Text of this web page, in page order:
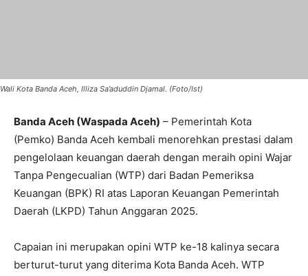
Wali Kota Banda Aceh, Illiza Sa’aduddin Djamal. (Foto/Ist)
Banda Aceh (Waspada Aceh) – Pemerintah Kota
(Pemko) Banda Aceh kembali menorehkan prestasi dalam
pengelolaan keuangan daerah dengan meraih opini Wajar
Tanpa Pengecualian (WTP) dari Badan Pemeriksa
Keuangan (BPK) RI atas Laporan Keuangan Pemerintah
Daerah (LKPD) Tahun Anggaran 2025.
Capaian ini merupakan opini WTP ke-18 kalinya secara
berturut-turut yang diterima Kota Banda Aceh. WTP